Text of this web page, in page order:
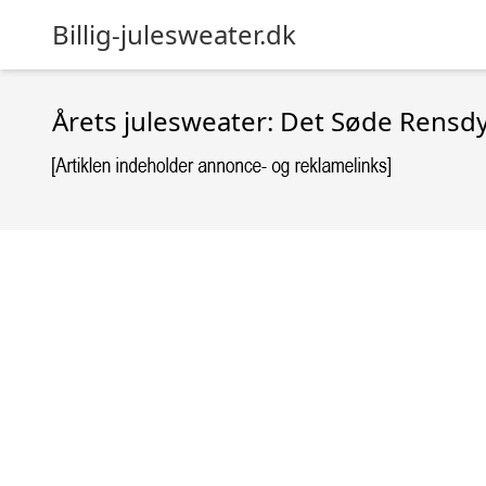
Billig-julesweater.dk
Årets julesweater: Det Søde